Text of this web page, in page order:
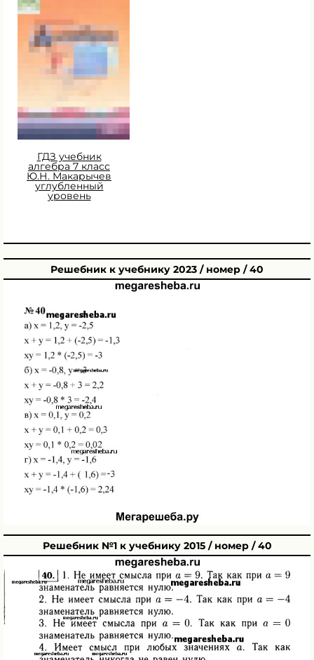
ГДЗ учебник
алгебра 7 класс
Ю.Н. Макарычев
углубленный
уровень
Решебник к учебнику 2023 / номер / 40
Решебник №1 к учебнику 2015 / номер / 40